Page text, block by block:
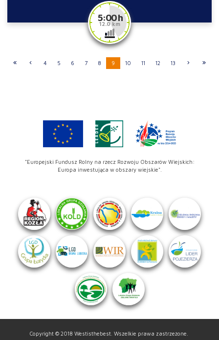
5:00 h
12.0 km
4 5 6 7 8 9 10 11 12 13
"Europejski Fundusz Rolny na rzecz Rozwoju Obszarów Wiejskich:
Europa inwestująca w obszary wiejskie".
Copyright © 2018 Westisthebest. Wszelkie prawa zastrzeżone.